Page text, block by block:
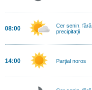
08:00
Cer senin, fără
precipitații
14:00 Parţial noros